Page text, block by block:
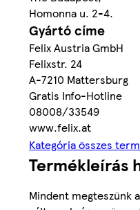
Homonna u. 2-4.
Gyártó címe
Felix Austria GmbH
Felixstr. 24
A-7210 Mattersburg
Gratis Info-Hotline
08008/33549
www.felix.at
Kategória összes
Termékleírás
Mindent megteszünk